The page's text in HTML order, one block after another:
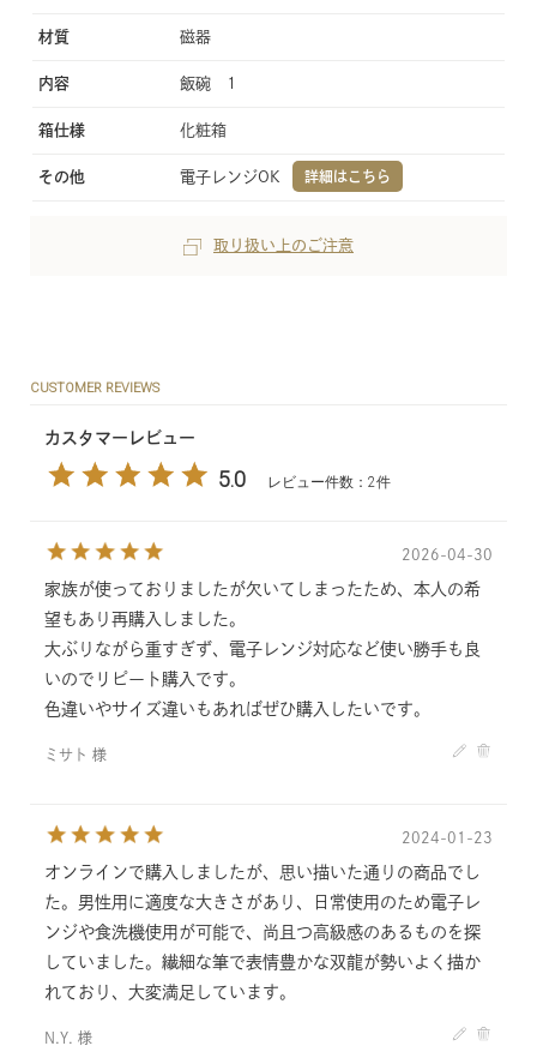
材質 磁器
内容 飯碗 1
箱仕様 化粧箱
その他 電子レンジOK 詳細はこちら
取り扱い上のご注意
CUSTOMER REVIEWS
カスタマーレビュー
5.0 レビュー件数：2件
2026-04-30
家族が使っておりましたが欠いてしまったため、本人の希
望もあり再購入しました。
大ぶりながら重すぎず、電子レンジ対応など使い勝手も良
いのでリピート購入です。
色違いやサイズ違いもあればぜひ購入したいです。
ミサト 様
2024-01-23
オンラインで購入しましたが、思い描いた通りの商品でし
た。男性用に適度な大きさがあり、日常使用のため電子レ
ンジや食洗機使用が可能で、尚且つ高級感のあるものを探
していました。繊細な筆で表情豊かな双龍が勢いよく描か
れており、大変満足しています。
N.Y. 様